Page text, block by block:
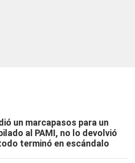
un marcapasos para un
al PAMI, no lo devolvió
terminó en escándalo